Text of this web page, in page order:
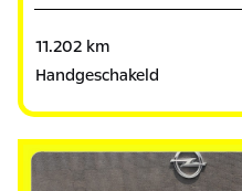
11.202 km
Handgeschakeld